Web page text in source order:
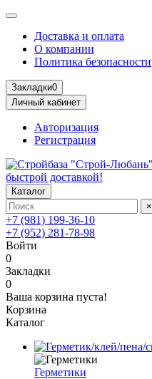
Доставка и оплата
О компании
Политика безопасности
Закладки0
Личный кабинет
Авторизация
Регистрация
Каталог
×
+7 (981) 199-36-10
+7 (952) 281-78-98
Войти
0
Закладки
0
Ваша корзина пуста!
Корзина
Каталог
Герметики